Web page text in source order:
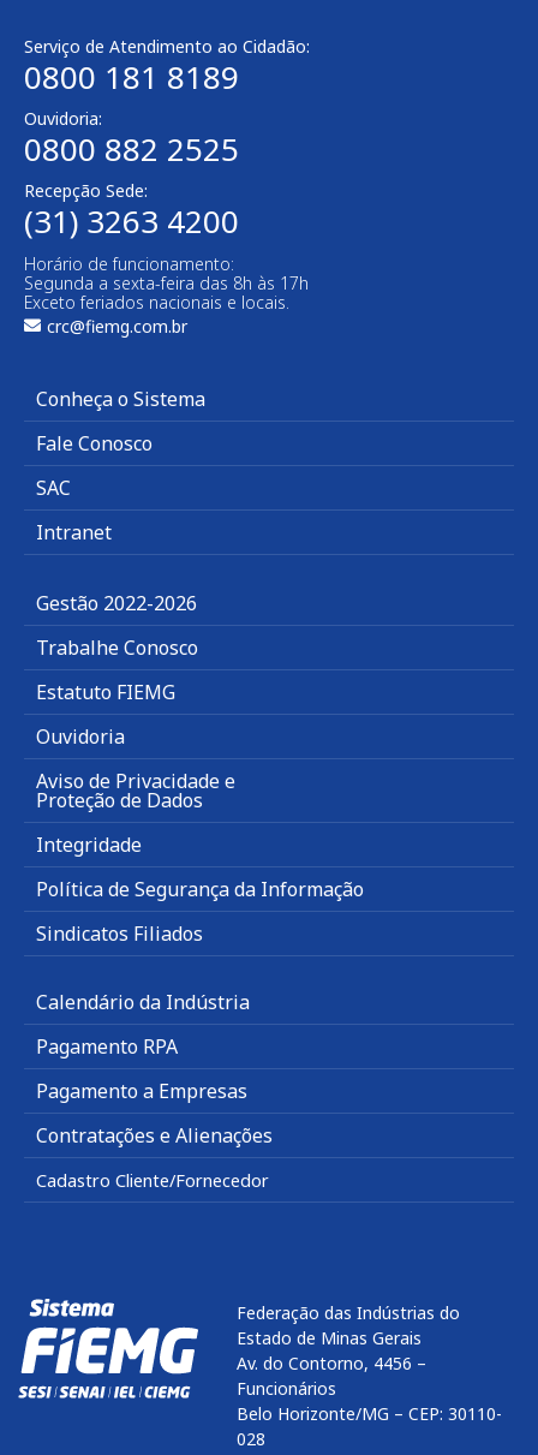
Serviço de Atendimento ao Cidadão:
0800 181 8189
Ouvidoria:
0800 882 2525​
Recepção Sede:
(31) 3263 4200
Horário de funcionamento:
Segunda a sexta-feira das 8h às 17h
Exceto feriados nacionais e locais.
crc@fiemg.com.br
Conheça o Sistema
Fale Conosco
SAC
Intranet
Gestão 2022-2026
Trabalhe Conosco
Estatuto FIEMG
Ouvidoria
Aviso de Privacidade e
Proteção de Dados
Integridade
Política de Segurança da Informação
Sindicatos Filiados
Calendário da Indústria
Pagamento RPA
Pagamento a Empresas
Contratações e Alienações
Cadastro Cliente/Fornecedor
Federação das Indústrias do
Estado de Minas Gerais
Av. do Contorno, 4456 –
Funcionários
Belo Horizonte/MG – CEP: 30110-
028